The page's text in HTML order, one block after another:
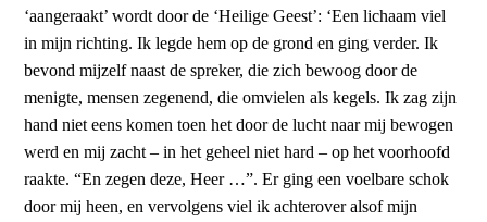
‘aangeraakt’ wordt door de ‘Heilige Geest’: ‘Een lichaam viel
in mijn richting. Ik legde hem op de grond en ging verder. Ik
bevond mijzelf naast de spreker, die zich bewoog door de
menigte, mensen zegenend, die omvielen als kegels. Ik zag zijn
hand niet eens komen toen het door de lucht naar mij bewogen
werd en mij zacht – in het geheel niet hard – op het voorhoofd
raakte. “En zegen deze, Heer …”. Er ging een voelbare schok
door mij heen, en vervolgens viel ik achterover alsof mijn